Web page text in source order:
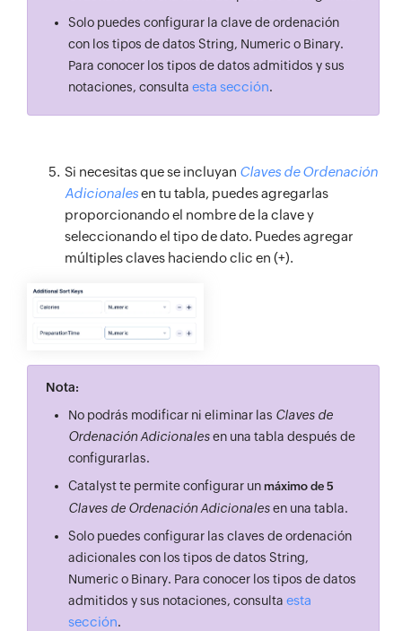
Solo puedes configurar la clave de ordenación
con los tipos de datos String, Numeric o Binary.
Para conocer los tipos de datos admitidos y sus
notaciones, consulta esta sección.
Si necesitas que se incluyan Claves de Ordenación
Adicionalesen tu tabla, puedes agregarlas
proporcionando el nombre de la clave y
seleccionando el tipo de dato. Puedes agregar
múltiples claves haciendo clic en (+).
Nota:
No podrás modificar ni eliminar las Claves de
Ordenación Adicionalesen una tabla después de
configurarlas.
Catalyst te permite configurar un máximo de 5
Claves de Ordenación Adicionalesen una tabla.
Solo puedes configurar las claves de ordenación
adicionales con los tipos de datos String,
Numeric o Binary. Para conocer los tipos de datos
admitidos y sus notaciones, consulta esta
sección.